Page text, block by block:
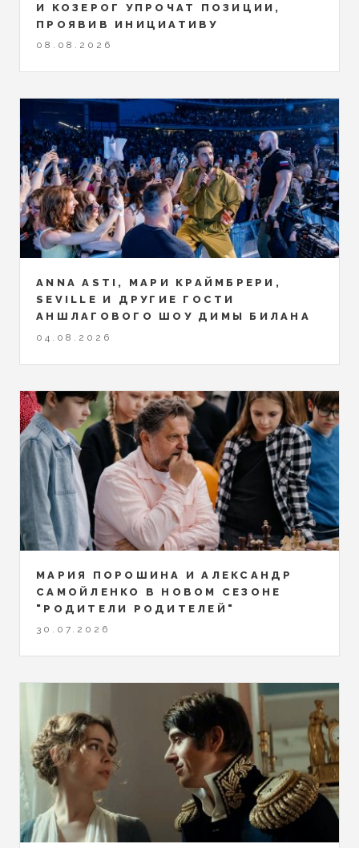
И КОЗЕРОГ УПРОЧАТ ПОЗИЦИИ,
ПРОЯВИВ ИНИЦИАТИВУ
08.08.2026
ANNA ASTI, МАРИ КРАЙМБРЕРИ,
SEVILLE И ДРУГИЕ ГОСТИ
АНШЛАГОВОГО ШОУ ДИМЫ БИЛАНА
04.08.2026
МАРИЯ ПОРОШИНА И АЛЕКСАНДР
САМОЙЛЕНКО В НОВОМ СЕЗОНЕ
"РОДИТЕЛИ РОДИТЕЛЕЙ"
30.07.2026